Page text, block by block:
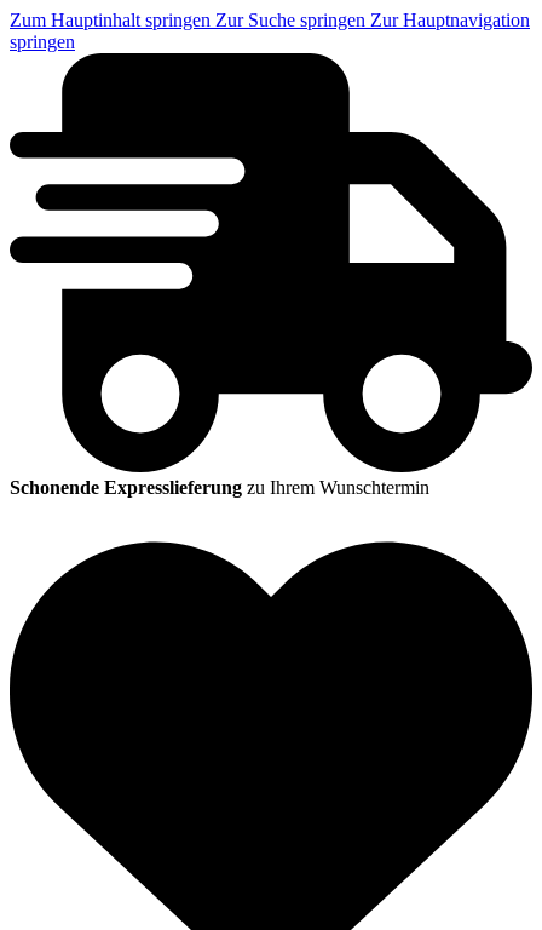
Zum Hauptinhalt springen Zur Suche springen Zur Hauptnavigation
springen
Schonende Expresslieferung zu Ihrem Wunschtermin